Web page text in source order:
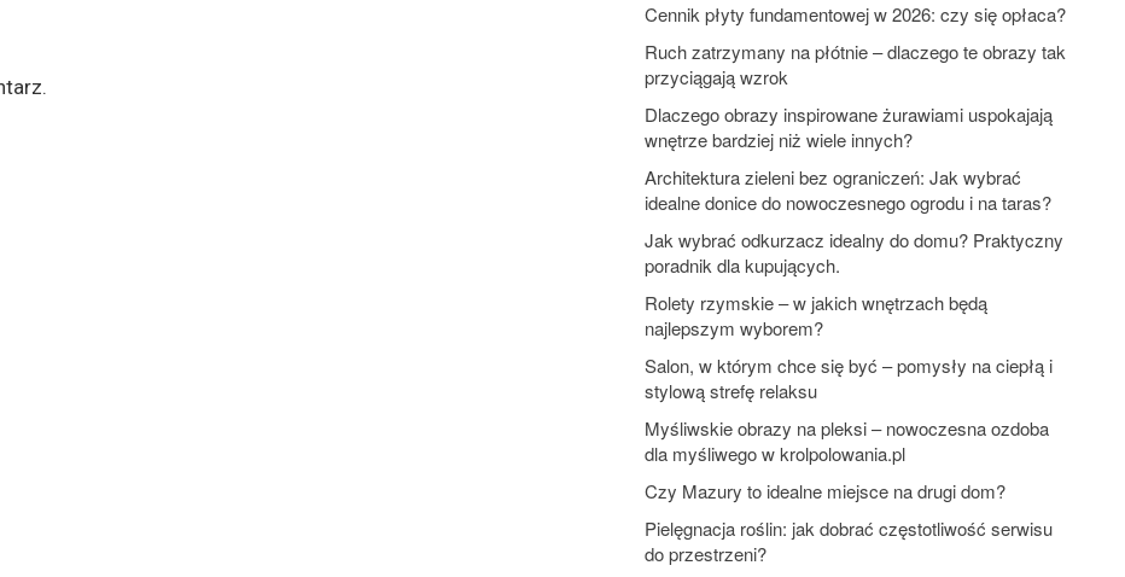
Cennik płyty fundamentowej w 2026: czy się opłaca?
Ruch zatrzymany na płótnie – dlaczego te obrazy tak
przyciągają wzrok
Dlaczego obrazy inspirowane żurawiami uspokajają
wnętrze bardziej niż wiele innych?
Architektura zieleni bez ograniczeń: Jak wybrać
idealne donice do nowoczesnego ogrodu i na taras?
Jak wybrać odkurzacz idealny do domu? Praktyczny
poradnik dla kupujących.
Rolety rzymskie – w jakich wnętrzach będą
najlepszym wyborem?
Salon, w którym chce się być – pomysły na ciepłą i
stylową strefę relaksu
Myśliwskie obrazy na pleksi – nowoczesna ozdoba
dla myśliwego w krolpolowania.pl
Czy Mazury to idealne miejsce na drugi dom?
Pielęgnacja roślin: jak dobrać częstotliwość serwisu
do przestrzeni?